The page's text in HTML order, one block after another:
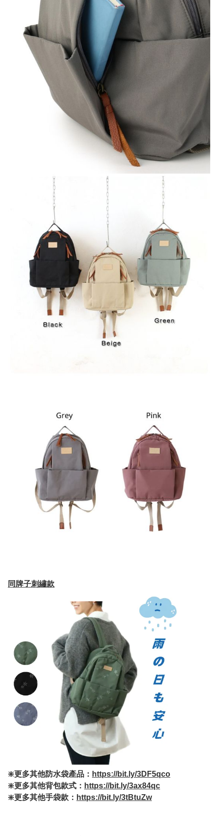
同牌子刺繡款
❇️更多其他防水袋產品： https://bit.ly/3DF5qco
❇️更多其他背包款式： https://bit.ly/3ax84qc
❇️更多其他手袋款： https://bit.ly/3tBtuZw